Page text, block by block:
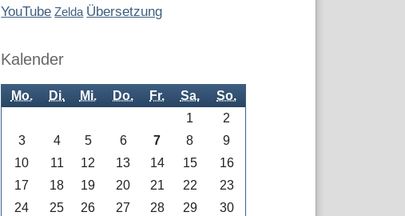
YouTube Zelda Übersetzung
Kalender
Mo. Di. Mi. Do. Fr. Sa. So.
1
2
3
4 5 6 7 8
9
10
11 12 13 14 15
16
17
18 19 20 21 22
23
24
25 26 27 28 29
30